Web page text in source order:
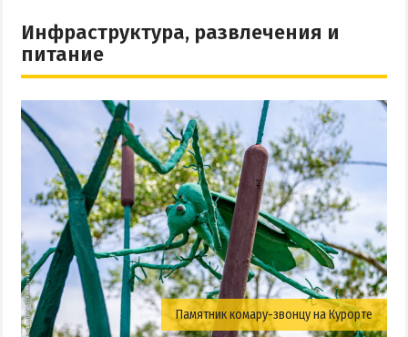
Инфраструктура, развлечения и
питание
Памятник комару-звонцу на Курорте